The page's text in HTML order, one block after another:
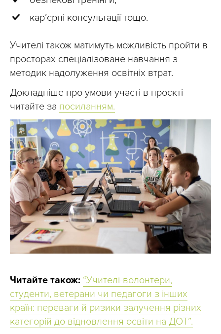
кар’єрні консультації тощо.
Учителі також матимуть можливість пройти в
просторах спеціалізоване навчання з
методик надолуження освітніх втрат.
Докладніше про умови участі в проєкті
читайте за посиланням.
Читайте також: “Учителі-волонтери,
студенти, ветерани чи педагоги з інших
країн: переваги й ризики залучення різних
категорій до відновлення освіти на ДОТ”.